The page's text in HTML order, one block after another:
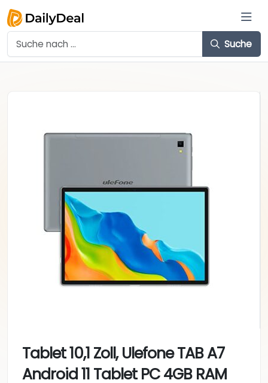
Suche
Tablet 10,1 Zoll, Ulefone TAB A7
Android 11 Tablet PC 4GB RAM